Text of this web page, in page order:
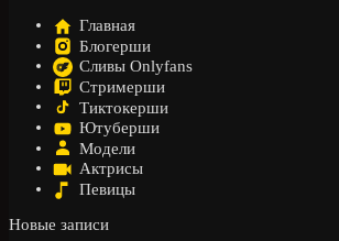
Главная
Блогерши
Сливы Onlyfans
Стримерши
Тиктокерши
Ютуберши
Модели
Актрисы
Певицы
Новые записи